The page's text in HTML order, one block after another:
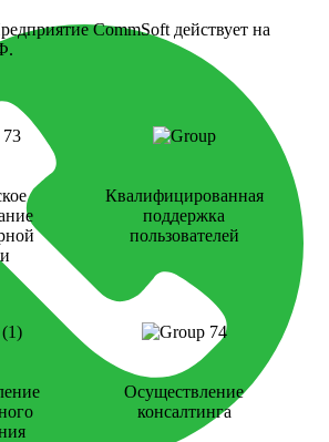
CommSoft действует на
Квалифицированная
поддержка
пользователей
Осуществление
консалтинга